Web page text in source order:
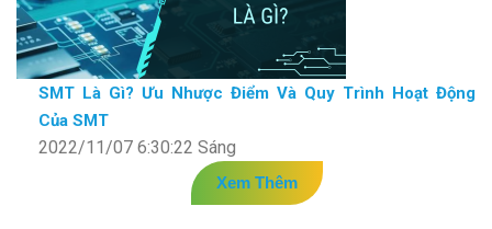
SMT Là Gì? Ưu Nhược Điểm Và Quy Trình Hoạt Động
Của SMT
2022/11/07 6:30:22 Sáng
Xem Thêm